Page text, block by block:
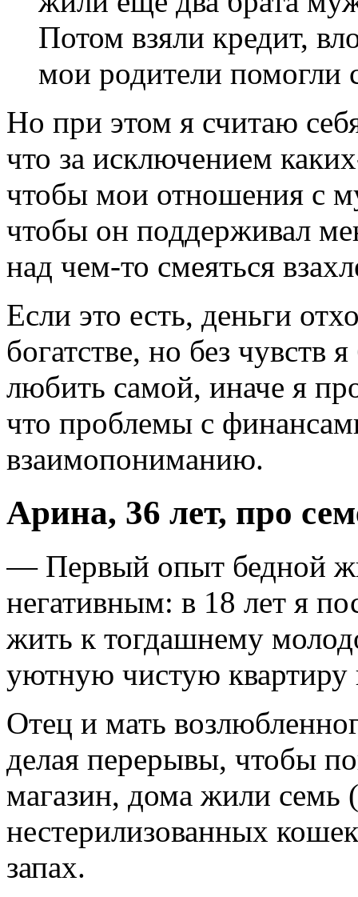
Потом взяли кредит,
мои родители помогли
Но при этом я считаю
что за исключением
чтобы мои отношения с
чтобы он поддерживал
над чем-то смеяться
Если это есть, деньги
богатстве, но без
любить самой, иначе я
что проблемы с
взаимопониманию.
Арина, 36 лет, про
— Первый опыт бедной
негативным: в 18 лет я
жить к тогдашнему
уютную чистую квартиру
Отец и мать
делая перерывы, чтобы
магазин, дома жили семь
нестерилизованных
запах.